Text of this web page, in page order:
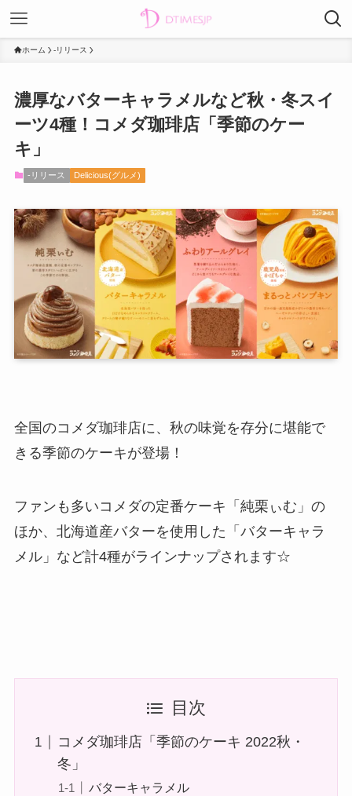
ホーム -リリース
濃厚なバターキャラメルなど秋・冬スイ
ーツ4種！コメダ珈琲店「季節のケー
キ」
-リリース Delicious(グルメ)
全国のコメダ珈琲店に、秋の味覚を存分に堪能で
きる季節のケーキが登場！
ファンも多いコメダの定番ケーキ「純栗ぃむ」の
ほか、北海道産バターを使用した「バターキャラ
メル」など計4種がラインナップされます☆
目次
コメダ珈琲店「季節のケーキ 2022秋・
冬」
バターキャラメル